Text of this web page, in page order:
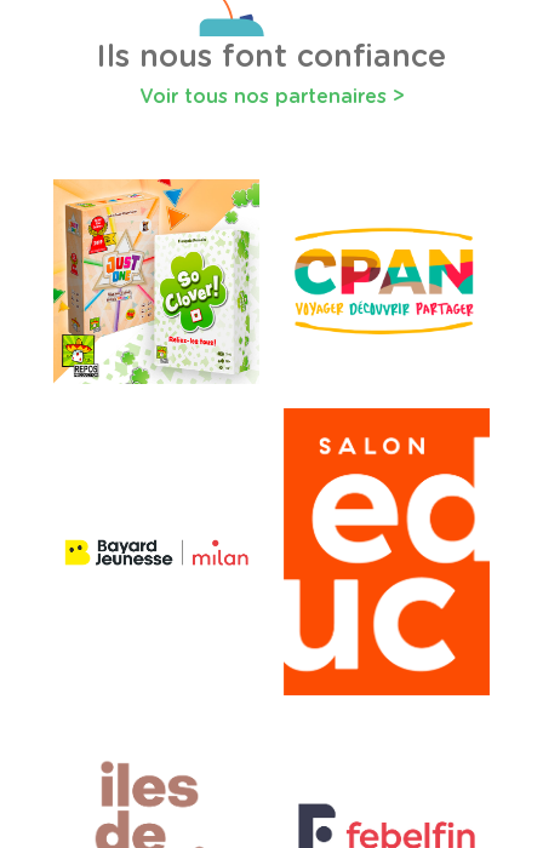
Ils nous font confiance
Voir tous nos partenaires >